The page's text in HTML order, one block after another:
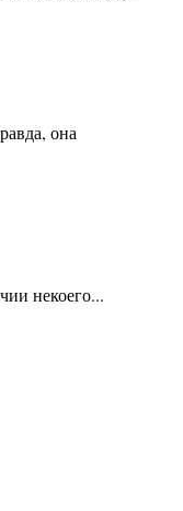
она
некоего...